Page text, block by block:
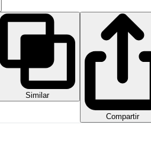
Similar
Compartir